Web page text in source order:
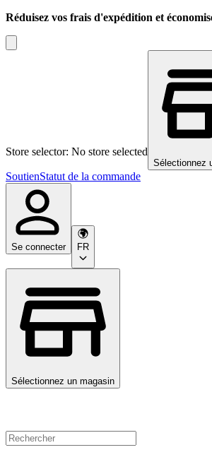
Réduisez vos frais d'expédition et
Store selector: No store selected
Sélectionnez
SoutienStatut de la commande
Se connecter FR
Sélectionnez un magasin